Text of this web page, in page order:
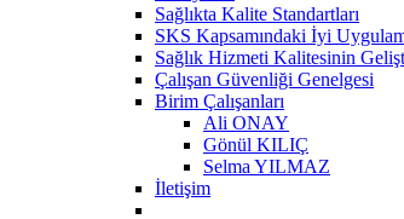
Sağlıkta Kalite Standartları
SKS Kapsamındaki İyi
Sağlık Hizmeti Kalitesinin
Çalışan Güvenliği Genelgesi
Birim Çalışanları
Ali ONAY
Gönül KILIÇ
Selma YILMAZ
İletişim